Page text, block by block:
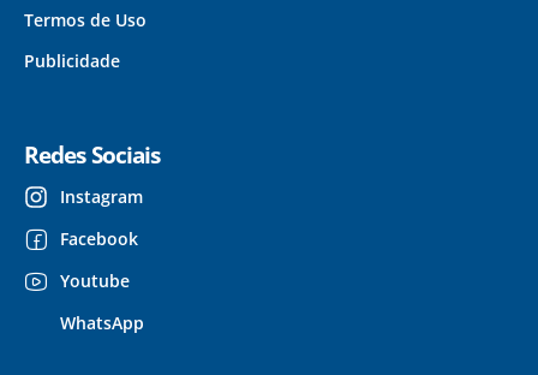
Termos de Uso
Publicidade
Redes Sociais
Instagram
Facebook
Youtube
WhatsApp